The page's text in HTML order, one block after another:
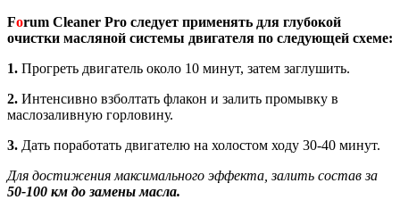
Forum Cleaner Pro следует применять для глубокой
очистки масляной системы двигателя по следующей схеме:
1. Прогреть двигатель около 10 минут, затем заглушить.
2. Интенсивно взболтать флакон и залить промывку в
маслозаливную горловину.
3. Дать поработать двигателю на холостом ходу 30-40 минут.
Для достижения максимального эффекта, залить состав за
50-100 км до замены масла.